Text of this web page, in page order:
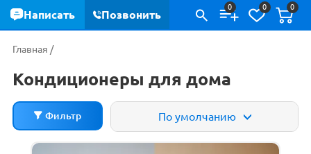
0 0 0
Главная /
Кондиционеры для дома
Фильтр По умолчанию
ХИТ
Цена
Написать Позвонить